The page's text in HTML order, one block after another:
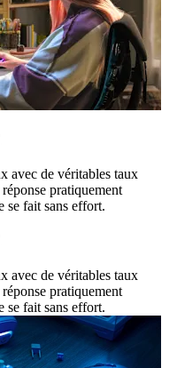
avec de véritables taux
pratiquement
se fait sans effort.
avec de véritables taux
pratiquement
se fait sans effort.